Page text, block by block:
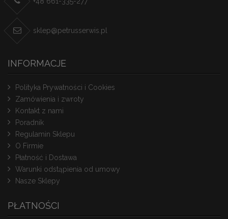
sklep@petrusserwis.pl
INFORMACJE
Polityka Prywatności i Cookies
Zamówienia i zwroty
Kontakt z nami
Poradnik
Regulamin Sklepu
O Firmie
Płatność i Dostawa
Warunki odstąpienia od umowy
Nasze Sklepy
PŁATNOŚCI